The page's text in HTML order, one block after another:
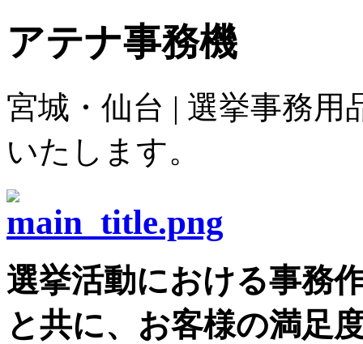
アテナ事務機
宮城・仙台 | 選挙事務
いたします。
選挙活動における事務
と共に、お客様の満足